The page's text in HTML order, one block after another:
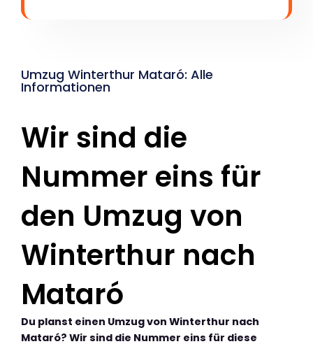
Umzug Winterthur Mataró: Alle
Informationen
Wir sind die
Nummer eins für
den Umzug von
Winterthur nach
Mataró
Du planst einen Umzug von Winterthur nach
Mataró? Wir sind die Nummer eins für diese